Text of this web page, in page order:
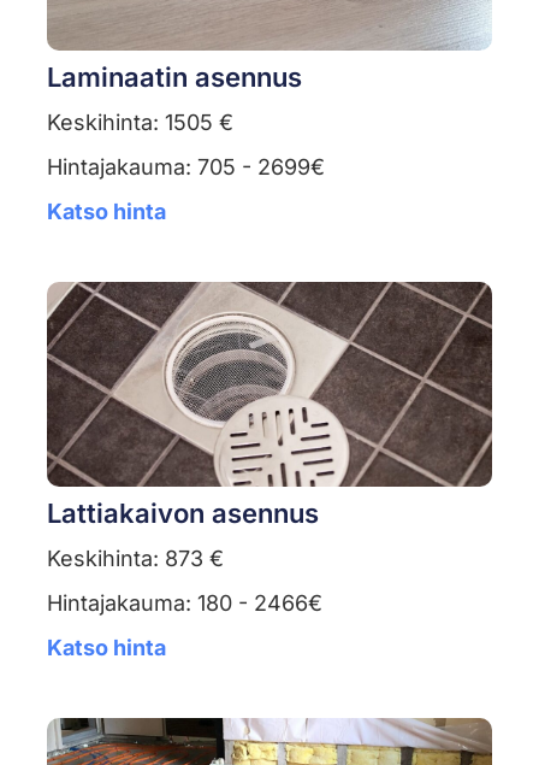
Laminaatin asennus
Keskihinta: 1505 €
Hintajakauma: 705 - 2699€
Katso hinta
Lattiakaivon asennus
Keskihinta: 873 €
Hintajakauma: 180 - 2466€
Katso hinta